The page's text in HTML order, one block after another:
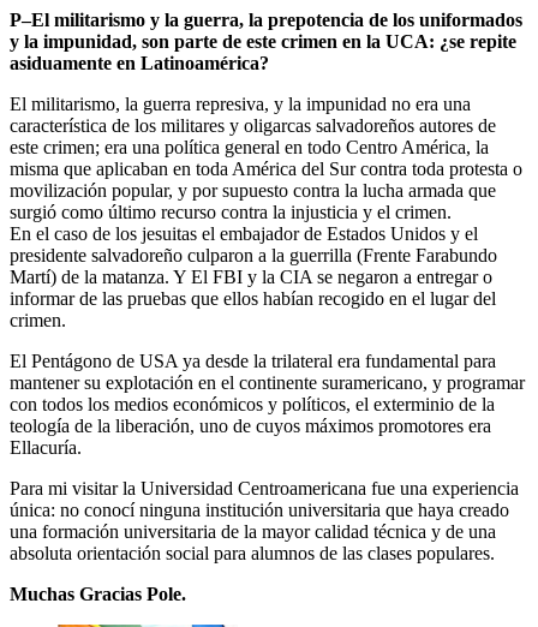
P–El militarismo y la guerra, la prepotencia de los uniformados
y la impunidad, son parte de este crimen en la UCA: ¿se repite
asiduamente en Latinoamérica?
El militarismo, la guerra represiva, y la impunidad no era una
característica de los militares y oligarcas salvadoreños autores de
este crimen; era una política general en todo Centro América, la
misma que aplicaban en toda América del Sur contra toda protesta o
movilización popular, y por supuesto contra la lucha armada que
surgió como último recurso contra la injusticia y el crimen.
En el caso de los jesuitas el embajador de Estados Unidos y el
presidente salvadoreño culparon a la guerrilla (Frente Farabundo
Martí) de la matanza. Y El FBI y la CIA se negaron a entregar o
informar de las pruebas que ellos habían recogido en el lugar del
crimen.
El Pentágono de USA ya desde la trilateral era fundamental para
mantener su explotación en el continente suramericano, y programar
con todos los medios económicos y políticos, el exterminio de la
teología de la liberación, uno de cuyos máximos promotores era
Ellacuría.
Para mi visitar la Universidad Centroamericana fue una experiencia
única: no conocí ninguna institución universitaria que haya creado
una formación universitaria de la mayor calidad técnica y de una
absoluta orientación social para alumnos de las clases populares.
Muchas Gracias Pole.